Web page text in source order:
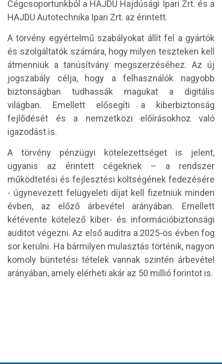
Cégcsoportunkból a HAJDU Hajdúsági Ipari Zrt. és a
HAJDU Autotechnika Ipari Zrt. az érintett.
A törvény egyértelmű szabályokat állít fel a gyártók
és szolgáltatók számára, hogy milyen teszteken kell
átmenniük a tanúsítvány megszerzéséhez. Az új
jogszabály célja, hogy a felhasználók nagyobb
biztonságban tudhassák magukat a digitális
világban. Emellett elősegíti a kiberbiztonság
fejlődését és a nemzetközi előírásokhoz való
igazodást is.
A törvény pénzügyi kötelezettséget is jelent,
ugyanis az érintett cégeknek – a rendszer
működtetési és fejlesztési költségének fedezésére
- úgynevezett felügyeleti díjat kell fizetniük minden
évben, az előző árbevétel arányában. Emellett
kétévente kötelező kiber- és információbiztonsági
auditot végezni. Az első auditra a 2025-ös évben fog
sor kerülni. Ha bármilyen mulasztás történik, nagyon
komoly büntetési tételek vannak szintén árbevétel
arányában, amely elérheti akár az 50 millió forintot is.